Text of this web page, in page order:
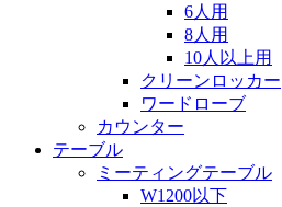
6人用
8人用
10人以上用
クリーンロッカー
ワードローブ
カウンター
テーブル
ミーティングテーブル
W1200以下